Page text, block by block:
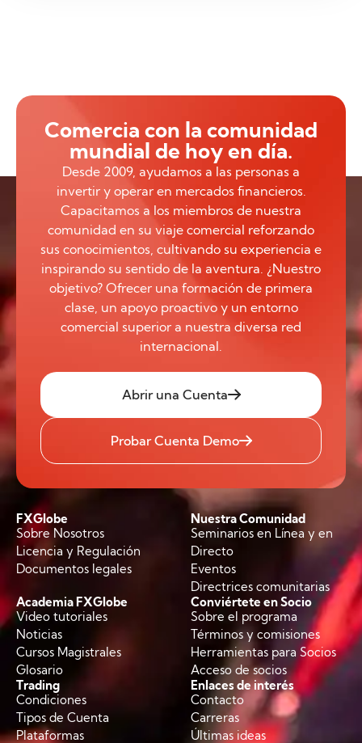
Comercia con la comunidad
mundial de hoy en día.
Desde 2009, ayudamos a las personas a
invertir y operar en mercados financieros.
Capacitamos a los miembros de nuestra
comunidad en su viaje comercial reforzando
sus conocimientos, cultivando su experiencia e
inspirando su sentido de la aventura. ¿Nuestro
objetivo? Ofrecer una formación de primera
clase, un apoyo proactivo y un entorno
comercial superior a nuestra diversa red
internacional.
Abrir una Cuenta
Probar Cuenta Demo
FXGlobe
Sobre Nosotros
Licencia y Regulación
Documentos legales
Nuestra Comunidad
Seminarios en Línea y en
Directo
Eventos
Directrices comunitarias
Academia FXGlobe
Video tutoriales
Noticias
Cursos Magistrales
Glosario
Conviértete en Socio
Sobre el programa
Términos y comisiones
Herramientas para Socios
Acceso de socios
Trading
Condiciones
Tipos de Cuenta
Plataformas
Enlaces de interés
Contacto
Carreras
Últimas ideas